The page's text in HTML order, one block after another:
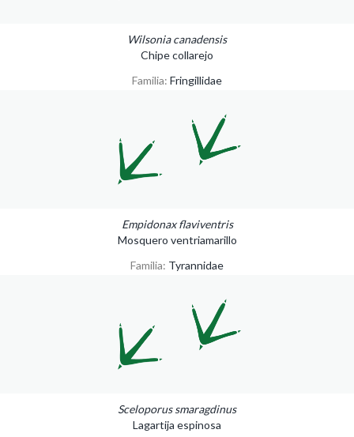
Wilsonia canadensis
Chipe collarejo
Familia: Fringillidae
Empidonax flaviventris
Mosquero ventriamarillo
Familia: Tyrannidae
Sceloporus smaragdinus
Lagartija espinosa